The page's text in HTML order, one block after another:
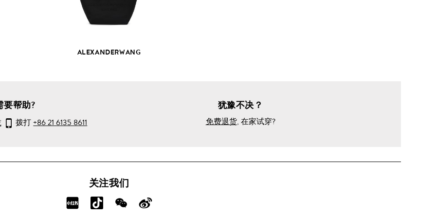
ALEXANDERWANG
情
要帮助?
拨打+86 21 6135 8611
犹豫不决？
免费退货, 在家试穿?
关注我们
分
分
分
分